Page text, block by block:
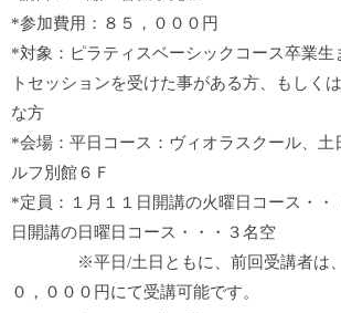
*参加費用：８５，０００円
*対象：ピラティスベーシックコース卒業生
トセッションを受けた事がある方、もしく
な方
*会場：平日コース：ヴィオラスクール、土
ルフ別館６Ｆ
*定員：１月１１日開講の火曜日コース・・
日開講の日曜日コース・・・３名空
※平日/土日ともに、前回受講者は、
０，０００円にて受講可能です。